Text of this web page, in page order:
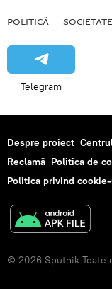
POLITICĂ SOCIETATE
Telegram
Despre proiect
Reclamă Politica de
Politica privind
© 2026 Sputnik Toate